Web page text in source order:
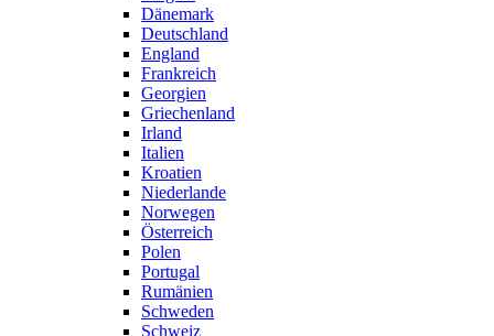
Dänemark
Deutschland
England
Frankreich
Georgien
Griechenland
Irland
Italien
Kroatien
Niederlande
Norwegen
Österreich
Polen
Portugal
Rumänien
Schweden
Schweiz